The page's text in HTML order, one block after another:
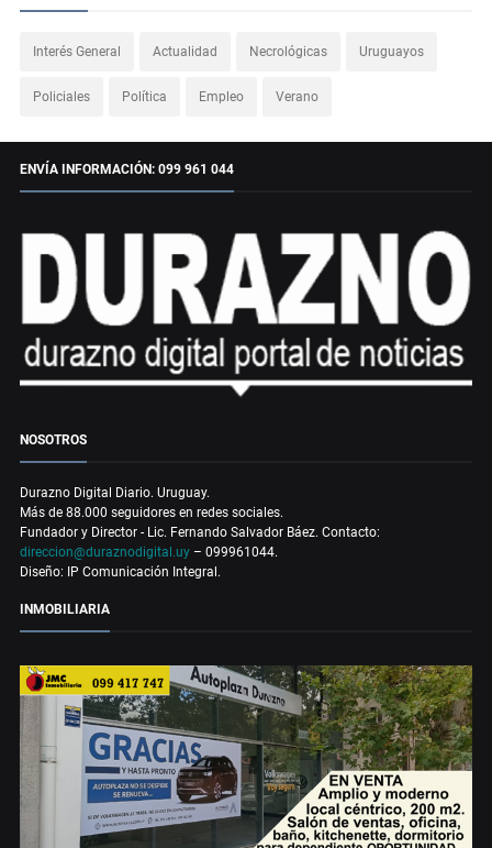
Interés General Actualidad Necrológicas Uruguayos
Policiales Política Empleo Verano
ENVÍA INFORMACIÓN: 099 961 044
NOSOTROS
Durazno Digital Diario. Uruguay.
Más de 88.000 seguidores en redes sociales.
Fundador y Director - Lic. Fernando Salvador Báez. Contacto:
direccion@duraznodigital.uy – 099961044.
Diseño: IP Comunicación Integral.
INMOBILIARIA